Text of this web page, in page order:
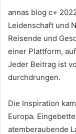
annas blog c+
Leidenschaft und
Reisende und
einer Plattform,
Jeder Beitrag ist
durchdrungen.
Die Inspiration
Europa.
atemberaubende